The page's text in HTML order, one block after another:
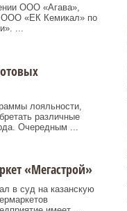
ООО «Агава»,
ООО «ЕК Кемикал» по
...
лояльности,
различные
Очередным ...
«Мегастрой»
в суд на казанскую